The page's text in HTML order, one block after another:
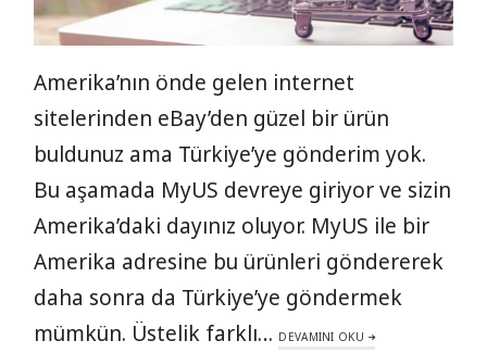
Amerika’nın önde gelen internet
sitelerinden eBay’den güzel bir ürün
buldunuz ama Türkiye’ye gönderim yok.
Bu aşamada MyUS devreye giriyor ve sizin
Amerika’daki dayınız oluyor. MyUS ile bir
Amerika adresine bu ürünleri göndererek
daha sonra da Türkiye’ye göndermek
mümkün. Üstelik farklı… DEVAMINI OKU